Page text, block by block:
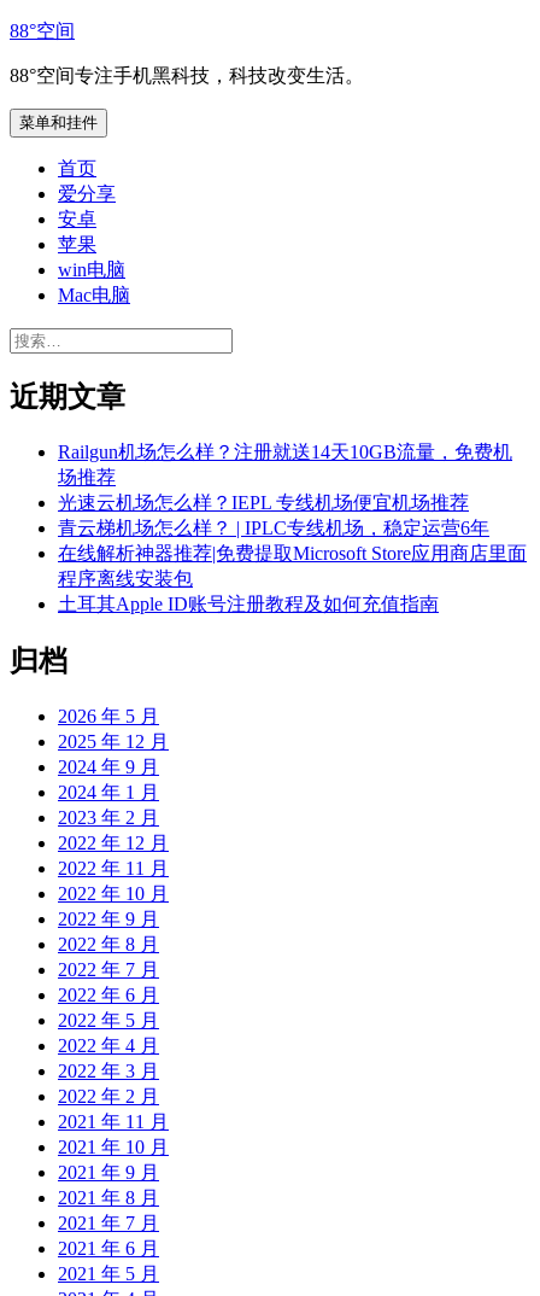
跳
内
容
88°空间
88°空间专注手机黑科技，科技改变生活。
菜单和挂件
首页
爱分享
安卓
苹果
win电脑
Mac电脑
搜
近期文章
Railgun机场怎么样？注册就送14天10GB流量，免费机
场推荐
光速云机场怎么样？IEPL 专线机场便宜机场推荐
青云梯机场怎么样？ | IPLC专线机场，稳定运营6年
在线解析神器推荐|免费提取Microsoft Store应用商店里面
程序离线安装包
土耳其Apple ID账号注册教程及如何充值指南
归档
2026 年 5 月
2025 年 12 月
2024 年 9 月
2024 年 1 月
2023 年 2 月
2022 年 12 月
2022 年 11 月
2022 年 10 月
2022 年 9 月
2022 年 8 月
2022 年 7 月
2022 年 6 月
2022 年 5 月
2022 年 4 月
2022 年 3 月
2022 年 2 月
2021 年 11 月
2021 年 10 月
2021 年 9 月
2021 年 8 月
2021 年 7 月
2021 年 6 月
2021 年 5 月